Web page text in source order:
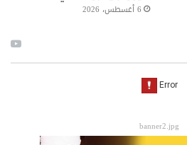
6 أغسطس، 2026
banner2.jpg